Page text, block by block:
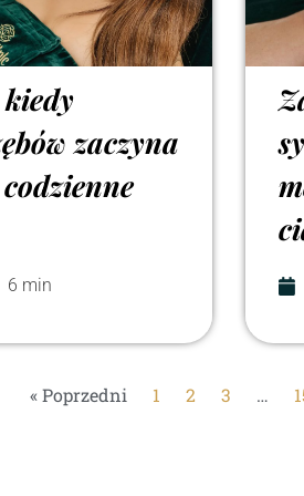
zaczyna
6 min
« Poprzedni 1 2 3 …